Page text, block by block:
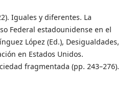
Iguales y diferentes. La
Federal estadounidense en el
López (Ed.), Desigualdades,
en Estados Unidos.
fragmentada (pp. 243–276).